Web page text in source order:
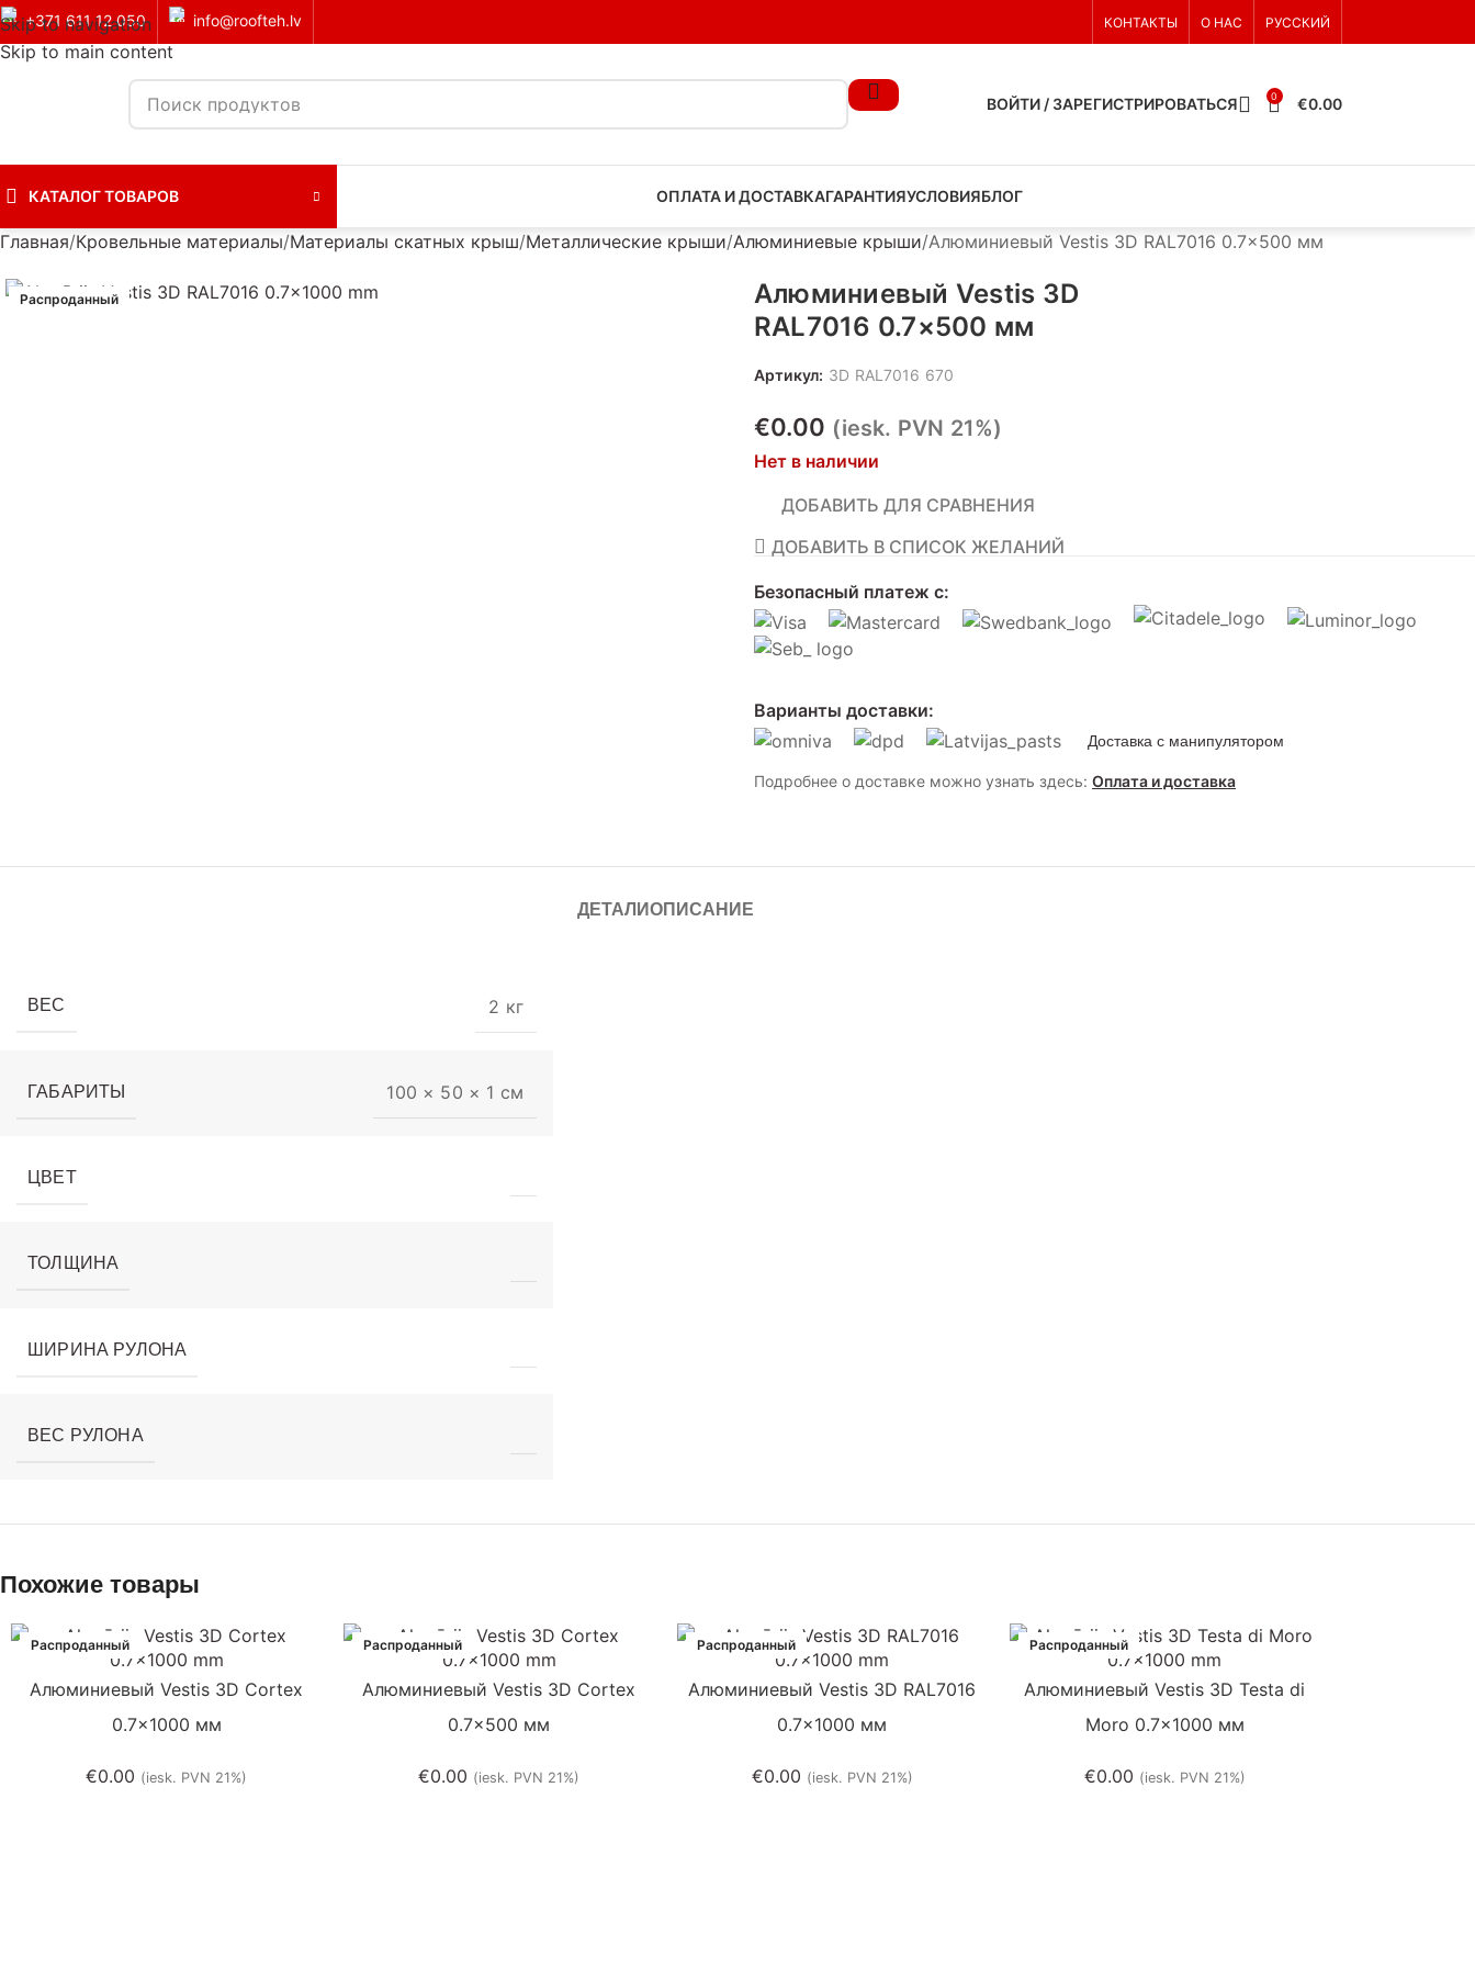
Skip to navigation
Skip to main content
+371 611 12 050 info@roofteh.lv КОНТАКТЫ О НАС РУССКИЙ
ВОЙТИ / ЗАРЕГИСТРИРОВАТЬСЯ 0 €0.00
КАТАЛОГ ТОВАРОВ ОПЛАТА И ДОСТАВКАГАРАНТИЯУСЛОВИЯБЛОГ
Главная Кровельные материалы Материалы скатных крыш Металлические крыши Алюминиевые крыши Aлюминиевый Vestis 3D RAL7016 0.7×500 мм
Распроданный
Aлюминиевый Vestis 3D
RAL7016 0.7×500 мм
Артикул: 3D RAL7016 670
€0.00 (iesk. PVN 21%)
Нет в наличии
Безопасный платеж с:
Варианты доставки:
Доставка с манипулятором
Подробнее о доставке можно узнать здесь: Оплата и доставка
ДОБАВИТЬ ДЛЯ СРАВНЕНИЯ
ДОБАВИТЬ В СПИСОК ЖЕЛАНИЙ
ДЕТАЛИОПИСАНИЕ
ВЕС 2 кг
ГАБАРИТЫ 100 × 50 × 1 см
ЦВЕТ
ТОЛЩИНА
ШИРИНА РУЛОНА
ВЕС РУЛОНА
Похожие товары
Распроданный
Aлюминиевый Vestis 3D Cortex
0.7×1000 мм
€0.00 (iesk. PVN 21%)
Распроданный
Aлюминиевый Vestis 3D Cortex
0.7×500 мм
€0.00 (iesk. PVN 21%)
Распроданный
Aлюминиевый Vestis 3D RAL7016
0.7×1000 мм
€0.00 (iesk. PVN 21%)
Распроданный
Aлюминиевый Vestis 3D Testa di
Moro 0.7×1000 мм
€0.00 (iesk. PVN 21%)